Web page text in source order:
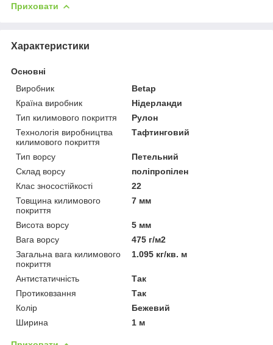
Приховати
Характеристики
Основні
Виробник
Betap
Країна виробник
Нідерланди
Тип килимового покриття
Рулон
Технологія виробництва
килимового покриття
Тафтинговий
Тип ворсу
Петельний
Склад ворсу
поліпропілен
Клас зносостійкості
22
Товщина килимового
покриття
7 мм
Висота ворсу
5 мм
Вага ворсу
475 г/м2
Загальна вага килимового
покриття
1.095 кг/кв. м
Антистатичність
Так
Протиковзання
Так
Колір
Бежевий
Ширина
1 м